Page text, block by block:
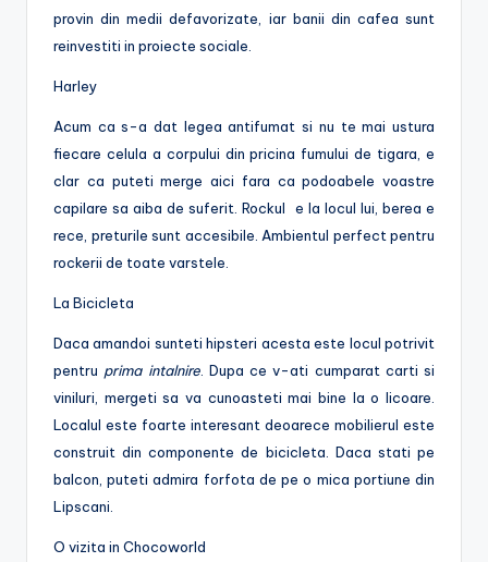
provin din medii defavorizate, iar banii din cafea sunt
reinvestiti in proiecte sociale.
Harley
Acum ca s-a dat legea antifumat si nu te mai ustura
fiecare celula a corpului din pricina fumului de tigara, e
clar ca puteti merge aici fara ca podoabele voastre
capilare sa aiba de suferit. Rockul e la locul lui, berea e
rece, preturile sunt accesibile. Ambientul perfect pentru
rockerii de toate varstele.
La Bicicleta
Daca amandoi sunteti hipsteri acesta este locul potrivit
pentru prima intalnire. Dupa ce v-ati cumparat carti si
viniluri, mergeti sa va cunoasteti mai bine la o licoare.
Localul este foarte interesant deoarece mobilierul este
construit din componente de bicicleta. Daca stati pe
balcon, puteti admira forfota de pe o mica portiune din
Lipscani.
O vizita in Chocoworld